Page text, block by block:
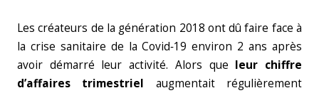
Les créateurs de la génération 2018 ont dû faire face à
la crise sanitaire de la Covid‑19 environ 2 ans après
avoir démarré leur activité. Alors que leur chiffre
d’affaires trimestriel augmentait régulièrement